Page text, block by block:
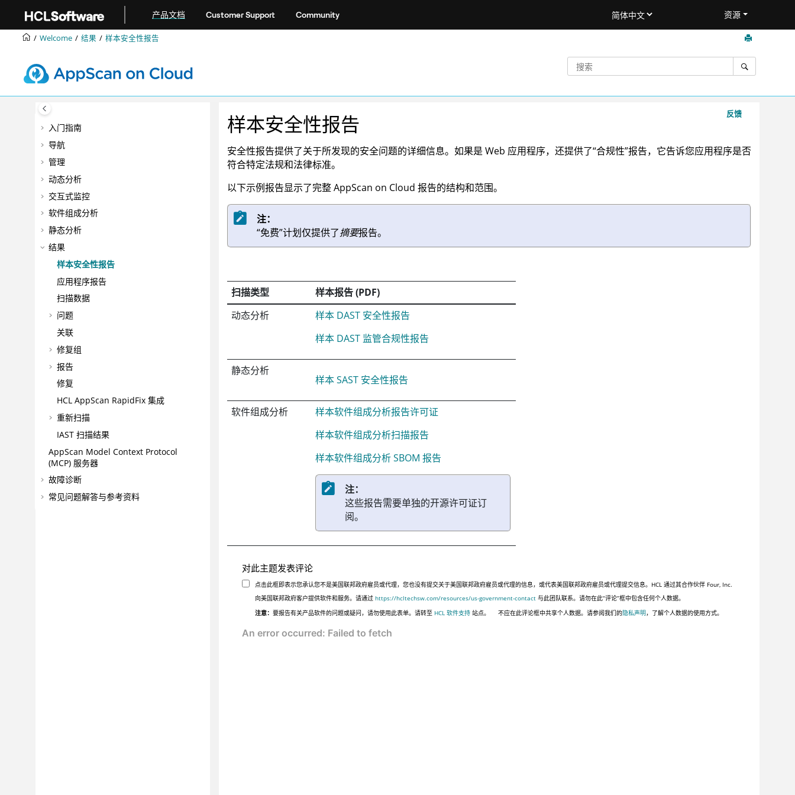
产品文档 Customer Support Community 资源
Welcome 结果 样本安全性报告
入门指南
导航
管理
动态分析
交互式监控
软件组成分析
静态分析
结果
样本安全性报告
应用程序报告
扫描数据
问题
关联
修复组
报告
修复
HCL AppScan RapidFix 集成
重新扫描
IAST 扫描结果
AppScan Model Context Protocol
(MCP) 服务器
故障诊断
常见问题解答与参考资料
反馈
样本安全性报告
安全性报告提供了关于所发现的安全问题的详细信息。如果是 Web 应用程序，还提供了“合规性”报告，它告诉您应用程序是否
符合特定法规和法律标准。
以下示例报告显示了完整AppScan on Cloud 报告的结构和范围。
注：
“免费”计划仅提供了摘要报告。
扫描类型
样本报告 (PDF)
动态分析
样本 DAST 安全性报告
样本 DAST 监管合规性报告
静态分析
样本 SAST 安全性报告
软件组成分析
样本软件组成分析报告许可证
样本软件组成分析扫描报告
样本软件组成分析 SBOM 报告
注：
这些报告需要单独的开源许可证订
阅。
对此主题发表评论
点击此框即表示您承认您不是美国联邦政府雇员或代理，您也没有提交关于美国联邦政府雇员或代理的信息，或代表美国联邦政府雇员或代理提交信息。HCL 通过其合作伙伴 Four, Inc.
向美国联邦政府客户提供软件和服务。请通过https://hcltechsw.com/resources/us-government-contact 与此团队联系。请勿在此“评论”框中包含任何个人数据。
注意：要报告有关产品软件的问题或疑问，请勿使用此表单。请转至 HCL 软件支持 站点。 不应在此评论框中共享个人数据。请参阅我们的隐私声明，了解个人数据的使用方式。